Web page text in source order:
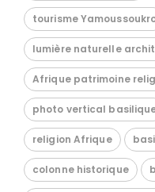
tourisme
lumière naturelle
Afrique patrimoine
photo vertical
religion Afrique
colonne historique